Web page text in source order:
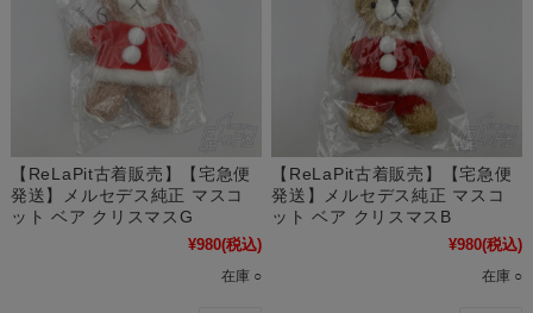
【ReLaPit古着販売】【宅急便
発送】メルセデス純正 マスコ
ット ベア クリスマスG
¥980(税込)
在庫 ○
【ReLaPit古着販売】【宅急便
発送】メルセデス純正 マスコ
ット ベア クリスマスB
¥980(税込)
在庫 ○